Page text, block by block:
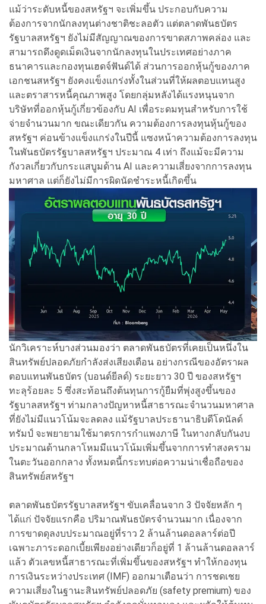
แม้ว่าระดับหนี้ของสหรัฐฯ จะเพิ่มขึ้น ประกอบกับความ
ต้องการจากนักลงทุนต่างชาติชะลอตัว แต่ตลาดพันธบัตร
รัฐบาลสหรัฐฯ ยังไม่มีสัญญาณของการขาดสภาพคล่อง และ
สามารถดึงดูดเม็ดเงินจากนักลงทุนในประเทศอย่างภาค
ธนาคารและกองทุนเฮดจ์ฟันด์ได้ ส่วนการออกหุ้นกู้ของภาค
เอกชนสหรัฐฯ ยังคงแข็งแกร่งทั้งในส่วนที่ให้ผลตอบแทนสูง
และตราสารหนี้คุณภาพสูง โดยกลุ่มหลังได้แรงหนุนจาก
บริษัทที่ออกหุ้นกู้เกี่ยวข้องกับ AI เพื่อระดมทุนสำหรับการใช้
จ่ายจำนวนมาก ขณะเดียวกัน ความต้องการลงทุนหุ้นกู้ของ
สหรัฐฯ ค่อนข้างแข็งแกร่งในปีนี้ แซงหน้าความต้องการลงทุน
ในพันธบัตรรัฐบาลสหรัฐฯ ประมาณ 4 เท่า ถึงแม้จะมีความ
กังวลเกี่ยวกับกระแสบูมด้าน AI และความเสี่ยงจากการลงทุน
มหาศาล แต่ก็ยังไม่มีการผิดนัดชำระหนี้เกิดขึ้น
นักวิเคราะห์บางส่วนมองว่า ตลาดพันธบัตรที่เคยเป็นหนึ่งใน
สินทรัพย์ปลอดภัยกำลังส่งเสียงเตือน อย่างกรณีของอัตราผล
ตอบแทนพันธบัตร (บอนด์ยีลด์) ระยะยาว 30 ปี ของสหรัฐฯ
ทะลุร้อยละ 5 ซึ่งสะท้อนถึงต้นทุนการกู้ยืมที่พุ่งสูงขึ้นของ
รัฐบาลสหรัฐฯ ท่ามกลางปัญหาหนี้สาธารณะจำนวนมหาศาล
ที่ยังไม่มีแนวโน้มจะลดลง แม้รัฐบาลประธานาธิบดีโดนัลด์
ทรัมป์ จะพยายามใช้มาตรการกำแพงภาษี ในทางกลับกันงบ
ประมาณด้านกลาโหมมีแนวโน้มเพิ่มขึ้นจากการทำสงคราม
ในตะวันออกกลาง ทั้งหมดนี้กระทบต่อความน่าเชื่อถือของ
สินทรัพย์สหรัฐฯ
ตลาดพันธบัตรรัฐบาลสหรัฐฯ ขับเคลื่อนจาก 3 ปัจจัยหลัก ๆ
ได้แก่ ปัจจัยแรกคือ ปริมาณพันธบัตรจำนวนมาก เนื่องจาก
การขาดดุลงบประมาณอยู่ที่ราว 2 ล้านล้านดอลลาร์ต่อปี
เฉพาะภาระดอกเบี้ยเพียงอย่างเดียวก็อยู่ที่ 1 ล้านล้านดอลลาร์
แล้ว ตัวเลขหนี้สาธารณะที่เพิ่มขึ้นของสหรัฐฯ ทำให้กองทุน
การเงินระหว่างประเทศ (IMF) ออกมาเตือนว่า การชดเชย
ความเสี่ยงในฐานะสินทรัพย์ปลอดภัย (safety premium) ของ